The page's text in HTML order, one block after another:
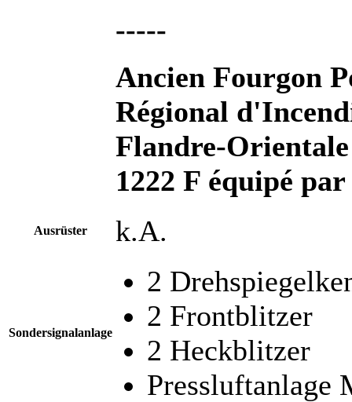
-----
Ancien Fourgon
Régional
Flandre-Orientale
1222 F équipé
Ausrüster k.A.
Sondersignalanlage
2
2 Frontblitzer
2 Heckblitzer
Pressluftanlage